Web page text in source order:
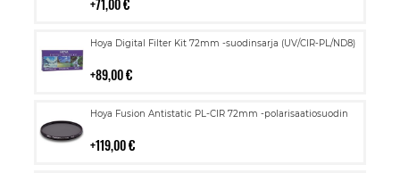
71,00 €
Hoya Digital Filter Kit 72mm -suodinsarja (UV/CIR-PL/ND8)
89,00 €
Lisää
Hoya Fusion Antistatic PL-CIR 72mm -polarisaatiosuodin
119,00 €
Lisää